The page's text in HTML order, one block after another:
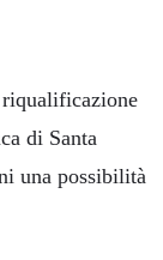
di Santa
una possibilità